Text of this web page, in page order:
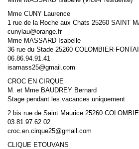
Mme CUNY Laurence
1 rue de la Roche aux Chats 25260 SAINT
cunylau@orange.fr
Mme MASSARD Isabelle
36 rue du Stade 25260 COLOMBIER-
06.86.94.91.41
isamass25@gmail.com
CROC EN CIRQUE
M. et Mme BAUDREY Bernard
Stage pendant les vacances uniquement
2 bis rue de Saint Maurice 25260
03.81.97.62.02
croc.en.cirque25@gmail.com
CLIQUE ETOUVANS